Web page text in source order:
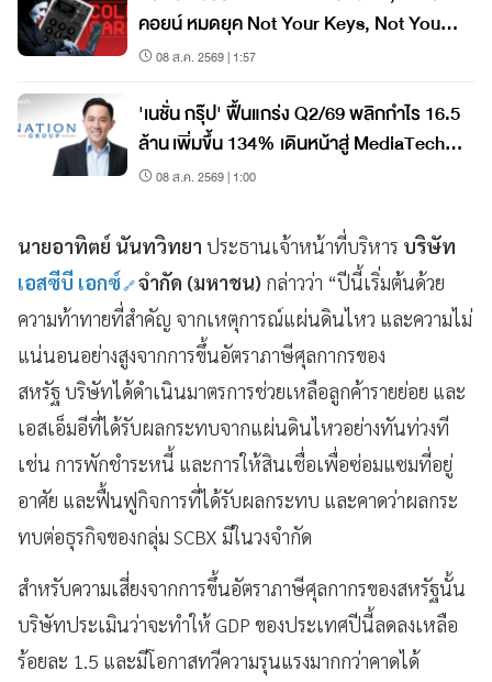
คอยน์ หมดยุค Not Your Keys, Not Your
Coins?
08 ส.ค. 2569 | 1:57
'เนชั่น กรุ๊ป' ฟื้นแกร่ง Q2/69 พลิกกำไร 16.5
ล้าน เพิ่มขึ้น 134% เดินหน้าสู่ MediaTech
เต็มรูปแบบ
08 ส.ค. 2569 | 1:00
นายอาทิตย์ นันทวิทยา ประธานเจ้าหน้าที่บริหาร บริษัท
เอสซีบี เอกซ์ จำกัด (มหาชน) กล่าวว่า “ปีนี้เริ่มต้นด้วย
ความท้าทายที่สำคัญ จากเหตุการณ์แผ่นดินไหว และความไม่
แน่นอนอย่างสูงจากการขึ้นอัตราภาษีศุลกากรของ
สหรัฐ บริษัทได้ดำเนินมาตรการช่วยเหลือลูกค้ารายย่อย และ
เอสเอ็มอีที่ได้รับผลกระทบจากแผ่นดินไหวอย่างทันท่วงที
เช่น การพักชำระหนี้ และการให้สินเชื่อเพื่อซ่อมแซมที่อยู่
อาศัย และฟื้นฟูกิจการที่ได้รับผลกระทบ และคาดว่าผลกระ
ทบต่อธุรกิจของกลุ่ม SCBX มีในวงจำกัด
สำหรับความเสี่ยงจากการขึ้นอัตราภาษีศุลกากรของสหรัฐนั้น
บริษัทประเมินว่าจะทำให้ GDP ของประเทศปีนี้ลดลงเหลือ
ร้อยละ 1.5 และมีโอกาสทวีความรุนแรงมากกว่าคาดได้